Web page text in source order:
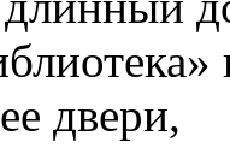
двери,